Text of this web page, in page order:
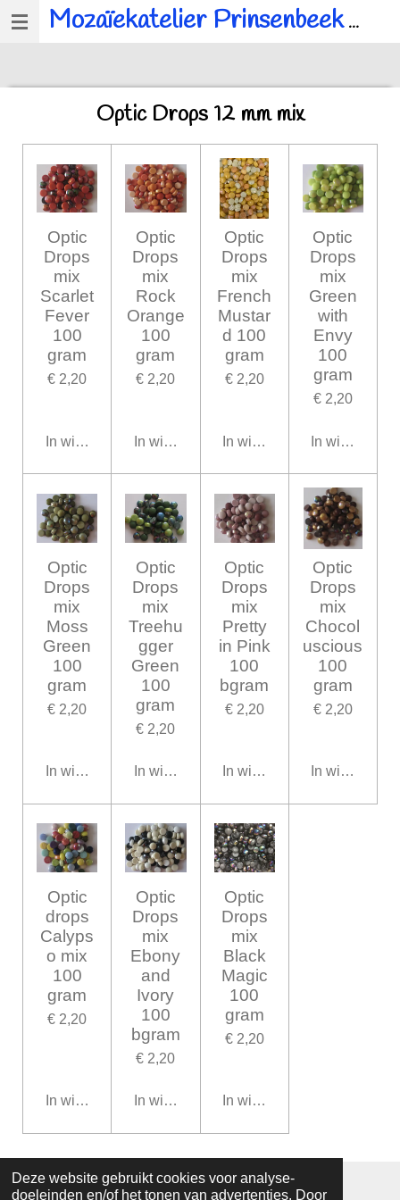
Deze website gebruikt cookies voor analyse-
doeleinden en/of het tonen van advertenties. Door
Ga
direct
de
Mozaïekatelier Prinsenbeekvoor al u mozaïek, workshops en kinderfeestjes.
Optic Drops 12 mm mix
Optic
Drops
mix
Scarlet
Fever
100
gram
€ 2,20
In winkelwagen
Optic
Drops
mix
Rock
Orange
100
gram
€ 2,20
In winkelwagen
Optic
Drops
mix
French
Mustar
d 100
gram
€ 2,20
In winkelwagen
Optic
Drops
mix
Green
with
Envy
100
gram
€ 2,20
In
Optic
Drops
mix
Moss
Green
100
gram
€ 2,20
In winkelwagen
Optic
Drops
mix
Treehu
gger
Green
100
gram
€ 2,20
In winkelwagen
Optic
Drops
mix
Pretty
in Pink
100
bgram
€ 2,20
In winkelwagen
Optic
Drops
mix
Chocol
uscious
100
gram
€ 2,20
In
Optic
drops
Calyps
o mix
100
gram
€ 2,20
In winkelwagen
Optic
Drops
mix
Ebony
and
Ivory
100
bgram
€ 2,20
In winkelwagen
Optic
Drops
mix
Black
Magic
100
gram
€ 2,20
In winkelwagen
© 2019 - 2026 mozaiekatelierprinsenbeek